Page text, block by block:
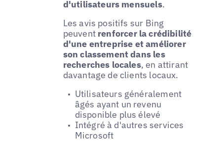
d'utilisateurs mensuels.
Les avis positifs sur Bing
peuvent renforcer la crédibilité
d'une entreprise et améliorer
son classement dans les
recherches locales, en attirant
davantage de clients locaux.
Utilisateurs généralement
âgés ayant un revenu
disponible plus élevé
Intégré à d'autres services
Microsoft